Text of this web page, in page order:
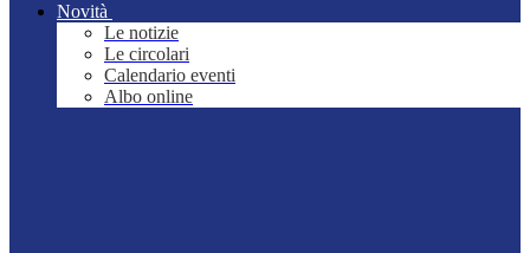
Novità
Le notizie
Le circolari
Calendario eventi
Albo online